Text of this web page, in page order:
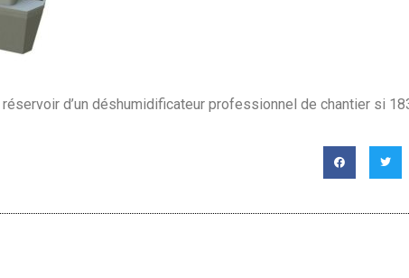
réservoir d’un déshumidificateur professionnel de chantier si